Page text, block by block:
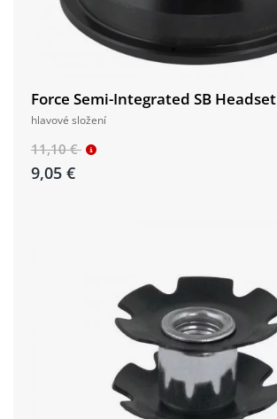
Force Semi-Integrated SB Headset
hlavové složení
11,10 €
9,05 €